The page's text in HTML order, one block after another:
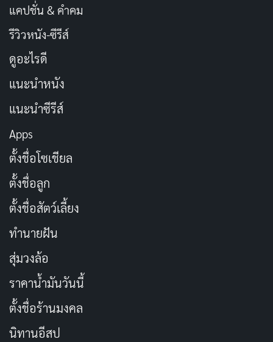
แคปชั่น & คำคม
รีวิวหนัง-ซีรีส์
ดูอะไรดี
แนะนำหนัง
แนะนำซีรีส์
Apps
ตั้งชื่อโซเชียล
ตั้งชื่อลูก
ตั้งชื่อสัตว์เลี้ยง
ทำนายฝัน
สุ่มวงล้อ
ราคาน้ำมันวันนี้
ตั้งชื่อร้านมงคล
นิทานอีสป